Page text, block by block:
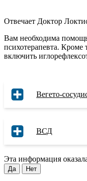
Отвечает Доктор
Вам необходима
психотерапевта. Кроме
включить
Вегето-
ВСД
Эта информация
Да Нет